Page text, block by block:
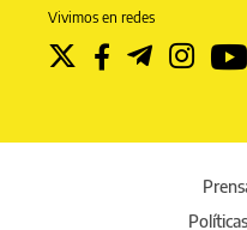
Vivimos en redes